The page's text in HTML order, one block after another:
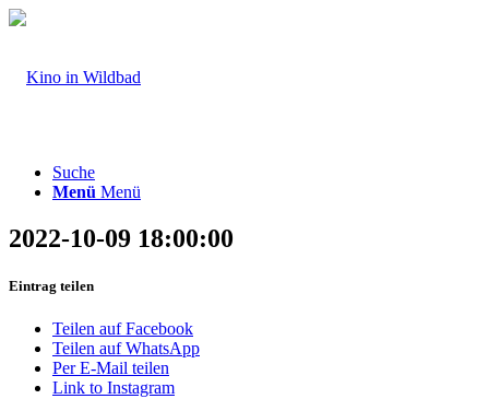
Suche
Menü Menü
2022-10-09 18:00:00
Eintrag teilen
Teilen auf Facebook
Teilen auf WhatsApp
Per E-Mail teilen
Link to Instagram